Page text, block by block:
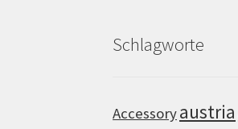
Schlagworte
Accessoryaustria